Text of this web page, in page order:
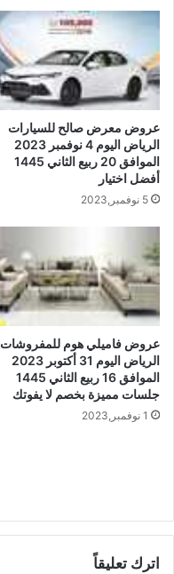
عروض معرض صالح للسيارات
الرياض اليوم 4 نوفمبر 2023
الموافق 20 ربيع الثاني 1445
أفضل اختيار
5 نوفمبر,2023
عروض فاميلي هوم للمفروشات
الرياض اليوم 31 أكتوبر 2023
الموافق 16 ربيع الثاني 1445
جلسات مميزة بخصم لا يفوتك
1 نوفمبر,2023
اترك تعليقاً